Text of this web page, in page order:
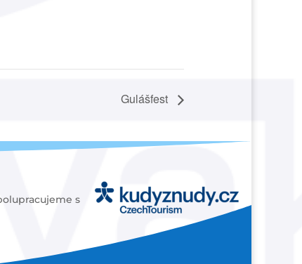
Gulášfest
s